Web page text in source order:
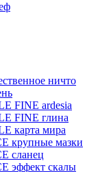
ничто
FINE ardesia
FINE глина
карта мира
крупные мазки
сланец
эффект скалы